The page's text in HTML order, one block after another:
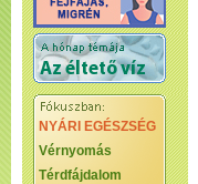
NYÁRI EGÉSZSÉG
Vérnyomás
Térdfájdalom